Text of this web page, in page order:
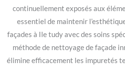
continuellement exposés aux
essentiel de maintenir
façades à Ile tudy avec des soins
méthode de nettoyage de façade
élimine efficacement les impuretés